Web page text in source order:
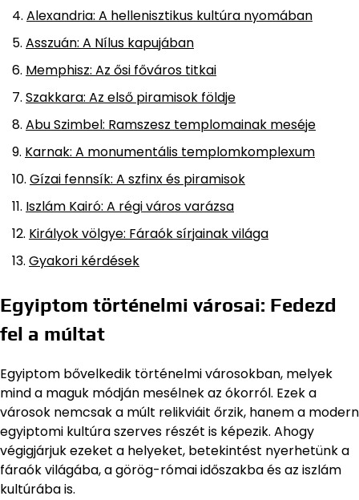
Alexandria: A hellenisztikus kultúra nyomában
Asszuán: A Nílus kapujában
Memphisz: Az ősi főváros titkai
Szakkara: Az első piramisok földje
Abu Szimbel: Ramszesz templomainak meséje
Karnak: A monumentális templomkomplexum
Gízai fennsík: A szfinx és piramisok
Iszlám Kairó: A régi város varázsa
Királyok völgye: Fáraók sírjainak világa
Gyakori kérdések
Egyiptom történelmi városai: Fedezd
fel a múltat
Egyiptom bővelkedik történelmi városokban, melyek
mind a maguk módján mesélnek az ókorról. Ezek a
városok nemcsak a múlt relikviáit őrzik, hanem a modern
egyiptomi kultúra szerves részét is képezik. Ahogy
végigjárjuk ezeket a helyeket, betekintést nyerhetünk a
fáraók világába, a görög-római időszakba és az iszlám
kultúrába is.